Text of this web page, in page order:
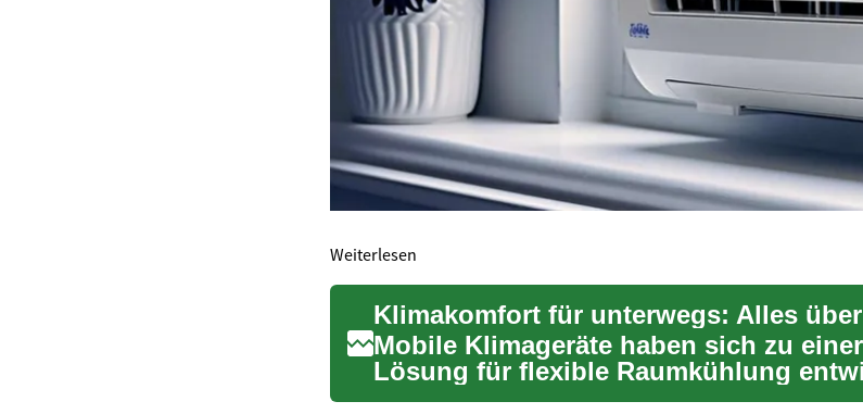
Weiterlesen
Mobile Klimageräte haben sich zu
Lösung für flexible Raumkühlung
transportablen E...